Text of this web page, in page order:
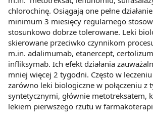
chlorochinę. Osiągają one pełne
minimum 3 miesięcy regularnego
stosunkowo dobrze tolerowane. Leki
skierowane przeciwko czynnikom
m.in. adalimumab, etanercept,
infliksymab. Ich efekt działania
mniej więcej 2 tygodni. Często w leczeniu
zarówno leki biologiczne w połączeniu z
syntetycznymi, głównie metotreksatem,
lekiem pierwszego rzutu w